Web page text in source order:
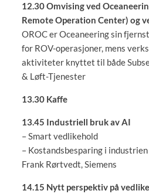
12.30 Omvising ved
Remote Operation Center) og
OROC er Oceaneering sin
for ROV-operasjoner, mens
aktiviteter knyttet til både
& Løft-Tjenester
13.30 Kaffe
13.45 Industriell bruk av AI
– Smart vedlikehold
– Kostandsbesparing i industrien
Frank Rørtvedt, Siemens
14.15 Nytt perspektiv på